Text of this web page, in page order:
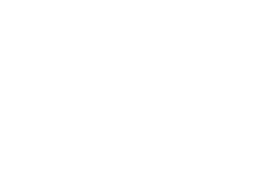
Podéis recoger vestro pedido sin coste